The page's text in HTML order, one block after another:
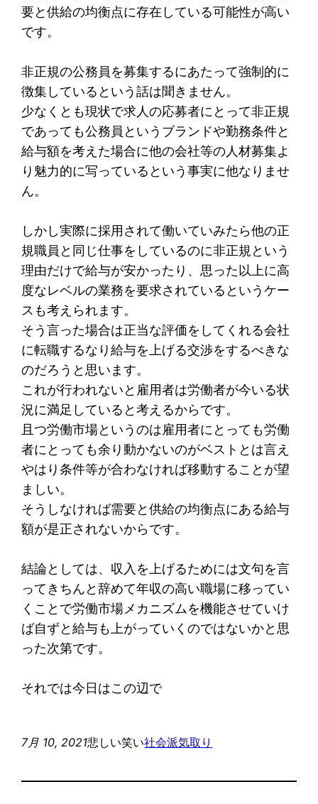
要と供給の均衡点に存在している可能性が高い
です。
非正規の公務員を募集するにあたって強制的に
徴集しているという話は聞きません。
少なくとも現状で求人の応募者にとって非正規
であっても公務員というブランドや勤務条件と
給与額を考えた場合に他の会社等の人材募集よ
り魅力的に写っているという事実に他なりませ
ん。
しかし実際に採用されて働いていみたら他の正
規職員と同じ仕事をしているのに非正規という
理由だけで給与が安かったり、思った以上に高
度なレベルの業務を要求されているというケー
スも考えられます。
そう言った場合は正当な評価をしてくれる会社
に転職するなり給与を上げる交渉をするべきな
のだろうと思います。
これが行われないと雇用者は労働者が今いる状
況に満足していると考えるからです。
且つ労働市場というのは雇用者にとっても労働
者にとっても余り動かないのがベストとは言え
やはり条件等が合わなければ移動することが望
ましい。
そうしなければ需要と供給の均衡点にある給与
額が是正されないからです。
結論としては、収入を上げるためには文句を言
ってきちんと辞めて年収の高い職場に移ってい
くことで労働市場メカニズムを機能させていけ
ば自ずと給与も上がっていくのではないかと思
った次第です。
それでは今日はこの辺で
7月 10, 2021悲しい笑い社会派気取り